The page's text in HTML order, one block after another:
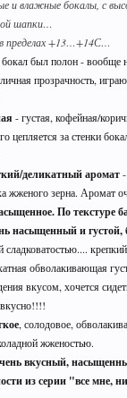
не
файлы
сайтом, Вы
нами Ваших
и влажные бокалы, с
шапки…
пределах +13…+14С…
бокал был полон - вообще
прозрачность,
- густая, кофейная/
цепляется за стенки
деликатный аромат
жженого зерна. Аромат
По текстуре
насыщенный и густой,
обволакивающая
вкусом, хочется
, солодовое,
жженостью.
вкусный,
из серии "все мне,